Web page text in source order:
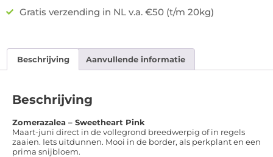
Gratis verzending in NL v.a. €50 (t/m 20kg)
Beschrijving Aanvullende informatie
Beschrijving
Zomerazalea – Sweetheart Pink
Maart-juni direct in de vollegrond breedwerpig of in regels
zaaien. Iets uitdunnen. Mooi in de border, als perkplant en een
prima snijbloem.